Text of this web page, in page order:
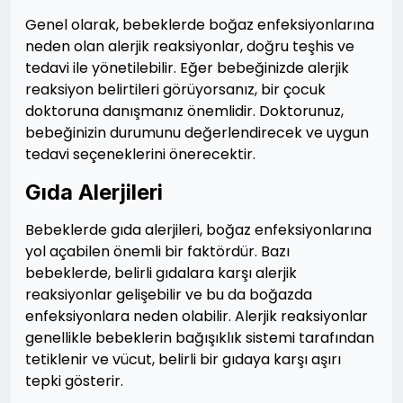
Genel olarak, bebeklerde boğaz enfeksiyonlarına
neden olan alerjik reaksiyonlar, doğru teşhis ve
tedavi ile yönetilebilir. Eğer bebeğinizde alerjik
reaksiyon belirtileri görüyorsanız, bir çocuk
doktoruna danışmanız önemlidir. Doktorunuz,
bebeğinizin durumunu değerlendirecek ve uygun
tedavi seçeneklerini önerecektir.
Gıda Alerjileri
Bebeklerde gıda alerjileri, boğaz enfeksiyonlarına
yol açabilen önemli bir faktördür. Bazı
bebeklerde, belirli gıdalara karşı alerjik
reaksiyonlar gelişebilir ve bu da boğazda
enfeksiyonlara neden olabilir. Alerjik reaksiyonlar
genellikle bebeklerin bağışıklık sistemi tarafından
tetiklenir ve vücut, belirli bir gıdaya karşı aşırı
tepki gösterir.